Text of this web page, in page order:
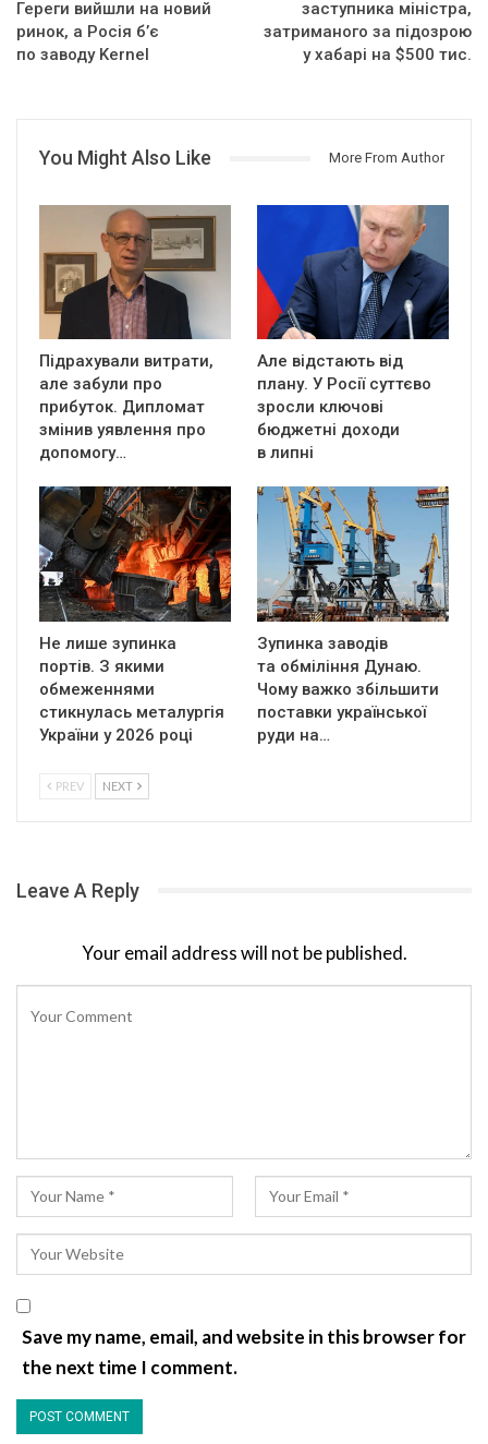
Гереги вийшли на новий
ринок, а Росія б’є
по заводу Kernel
заступника міністра,
затриманого за підозрою
у хабарі на $500 тис.
You Might Also Like More From Author
Підрахували витрати,
але забули про
прибуток. Дипломат
змінив уявлення про
допомогу…
Але відстають від
плану. У Росії суттєво
зросли ключові
бюджетні доходи
в липні
Не лише зупинка
портів. З якими
обмеженнями
стикнулась металургія
України у 2026 році
Зупинка заводів
та обміління Дунаю.
Чому важко збільшити
поставки української
руди на…
PREV NEXT
Leave A Reply
Your email address will not be published.
Save my name, email, and website in this browser for
the next time I comment.